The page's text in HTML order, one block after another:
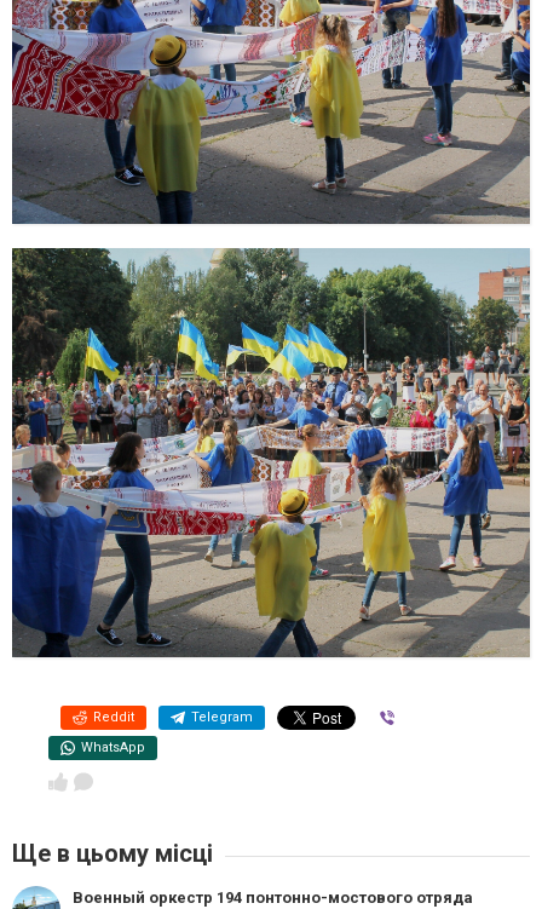
Reddit Telegram
WhatsApp
Ще в цьому місці
Военный оркестр 194 понтонно-мостового отряда